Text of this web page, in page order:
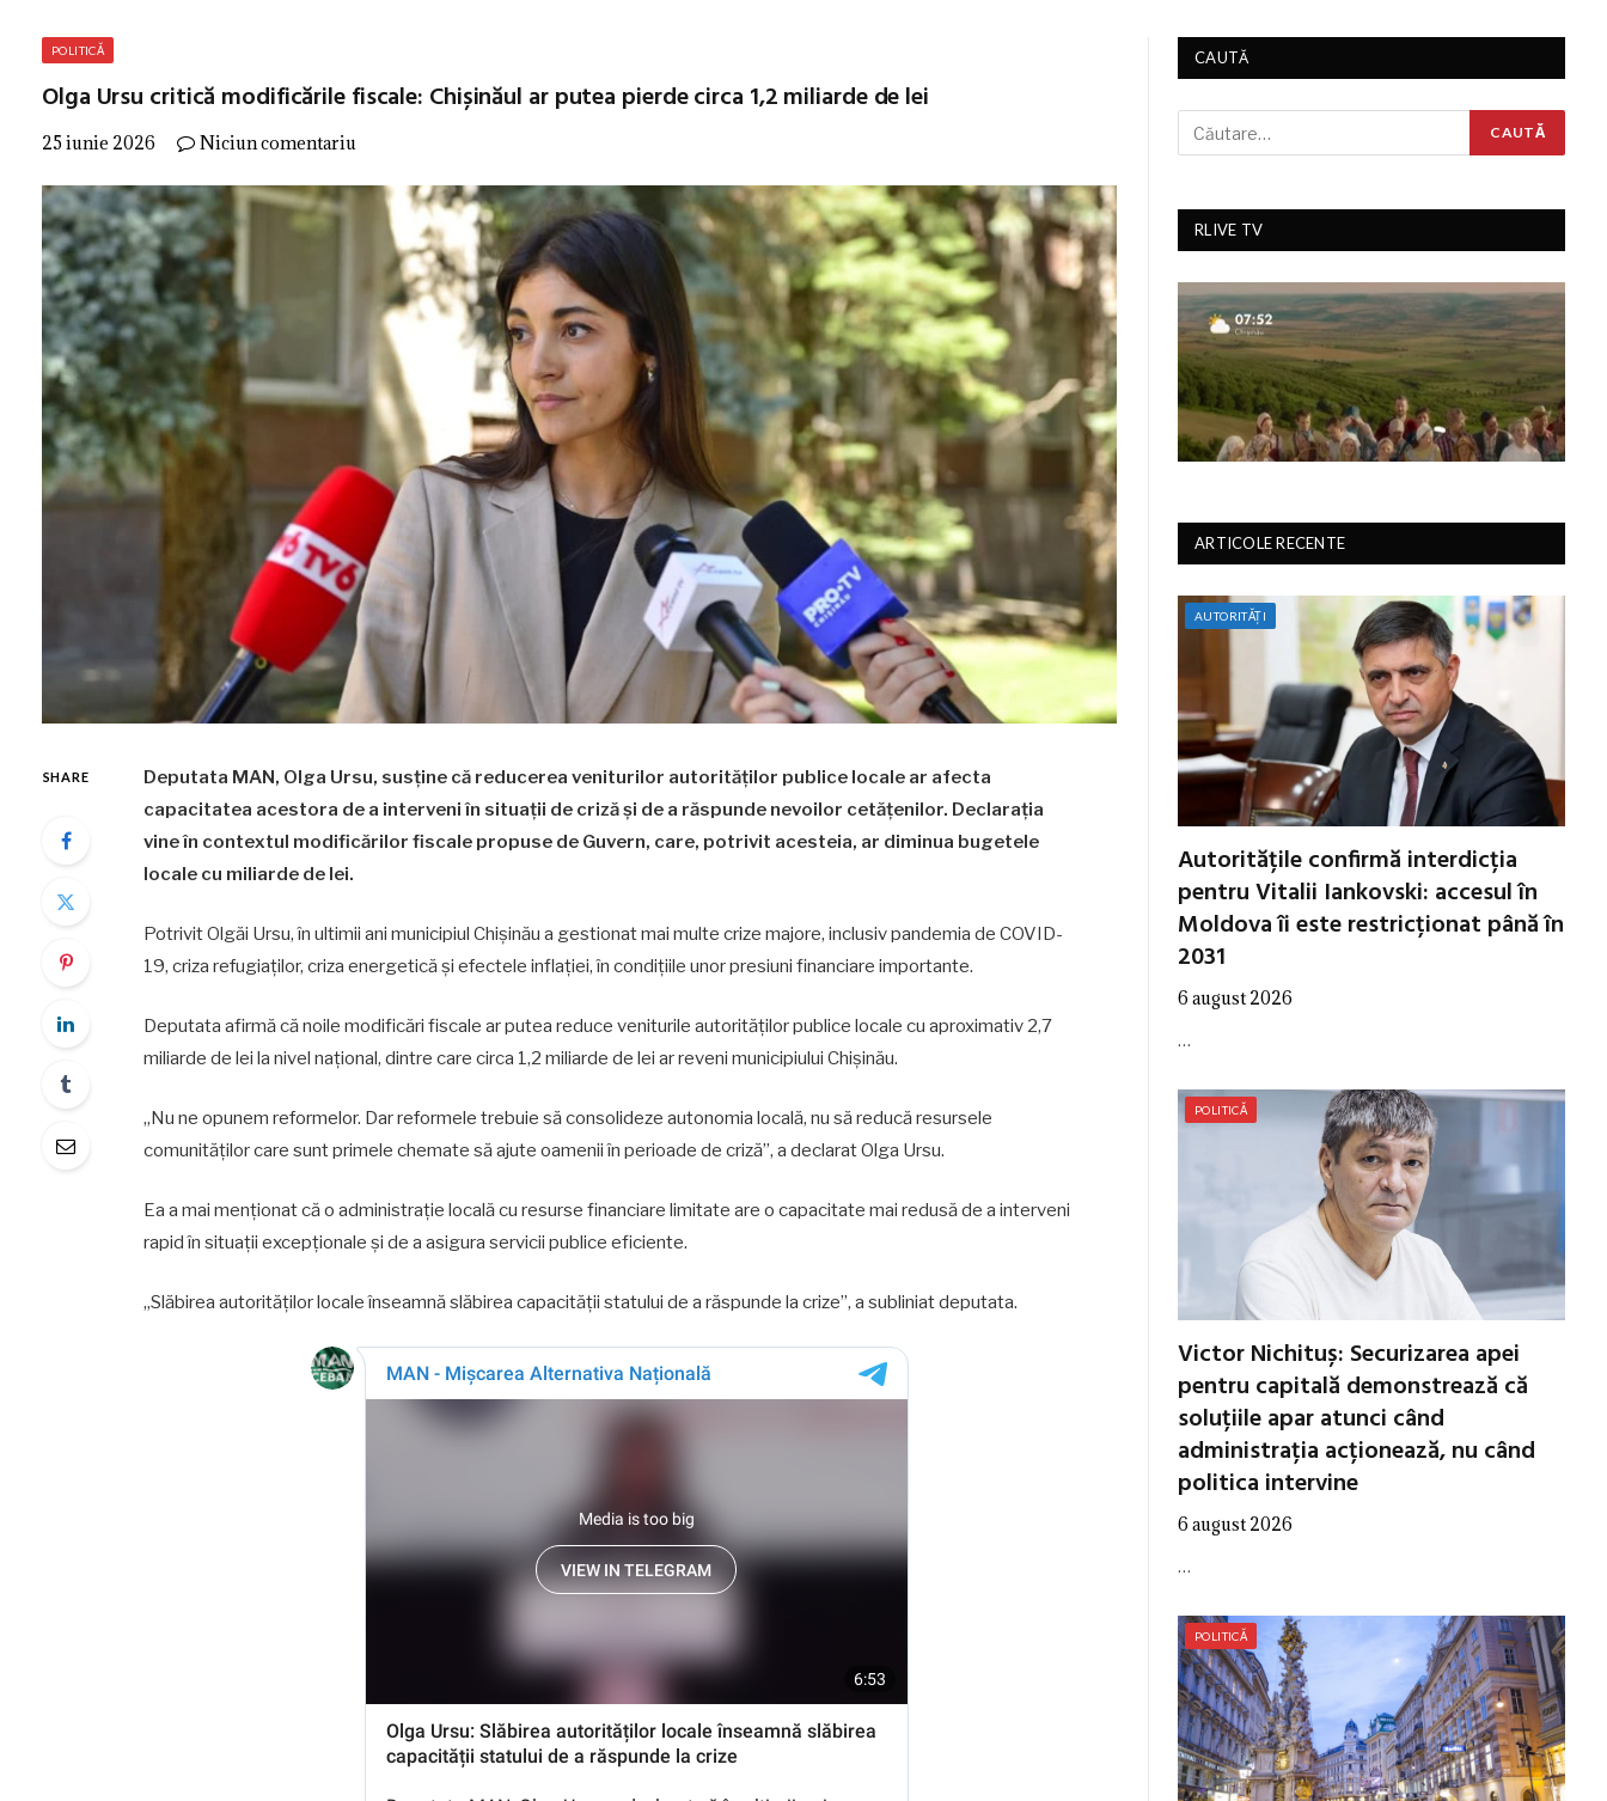
POLITICĂ
Olga Ursu critică modificările fiscale: Chișinăul ar putea pierde circa 1,2 miliarde de lei
25 iunie 2026 Niciun comentariu
SHARE
Deputata MAN, Olga Ursu, susține că reducerea veniturilor autorităților publice locale ar afecta
capacitatea acestora de a interveni în situații de criză și de a răspunde nevoilor cetățenilor. Declarația
vine în contextul modificărilor fiscale propuse de Guvern, care, potrivit acesteia, ar diminua bugetele
locale cu miliarde de lei.
Potrivit Olgăi Ursu, în ultimii ani municipiul Chișinău a gestionat mai multe crize majore, inclusiv pandemia de COVID-
19, criza refugiaților, criza energetică și efectele inflației, în condițiile unor presiuni financiare importante.
Deputata afirmă că noile modificări fiscale ar putea reduce veniturile autorităților publice locale cu aproximativ 2,7
miliarde de lei la nivel național, dintre care circa 1,2 miliarde de lei ar reveni municipiului Chișinău.
„Nu ne opunem reformelor. Dar reformele trebuie să consolideze autonomia locală, nu să reducă resursele
comunităților care sunt primele chemate să ajute oamenii în perioade de criză”, a declarat Olga Ursu.
Ea a mai menționat că o administrație locală cu resurse financiare limitate are o capacitate mai redusă de a interveni
rapid în situații excepționale și de a asigura servicii publice eficiente.
„Slăbirea autorităților locale înseamnă slăbirea capacității statului de a răspunde la crize”, a subliniat deputata.
CAUTĂ
RLIVE TV
ARTICOLE RECENTE
AUTORITĂȚI
Autoritățile confirmă interdicția
pentru Vitalii Iankovski: accesul în
Moldova îi este restricționat până în
2031
6 august 2026
…
POLITICĂ
Victor Nichituș: Securizarea apei
pentru capitală demonstrează că
soluțiile apar atunci când
administrația acționează, nu când
politica intervine
6 august 2026
…
POLITICĂ